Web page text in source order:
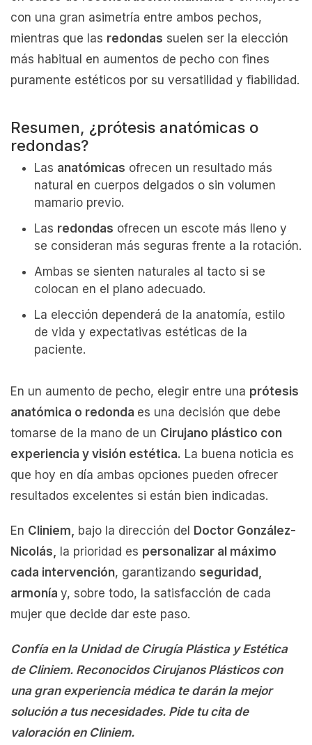
con una gran asimetría entre ambos pechos,
mientras que las redondas suelen ser la elección
más habitual en aumentos de pecho con fines
puramente estéticos por su versatilidad y fiabilidad.
Resumen, ¿prótesis anatómicas o
redondas?
Las anatómicas ofrecen un resultado más
natural en cuerpos delgados o sin volumen
mamario previo.
Las redondas ofrecen un escote más lleno y
se consideran más seguras frente a la rotación.
Ambas se sienten naturales al tacto si se
colocan en el plano adecuado.
La elección dependerá de la anatomía, estilo
de vida y expectativas estéticas de la
paciente.
En un aumento de pecho, elegir entre una prótesis
anatómica o redonda es una decisión que debe
tomarse de la mano de un Cirujano plástico con
experiencia y visión estética. La buena noticia es
que hoy en día ambas opciones pueden ofrecer
resultados excelentes si están bien indicadas.
En Cliniem, bajo la dirección del
Doctor González-
Nicolás, la prioridad es personalizar al máximo
cada intervención, garantizando seguridad,
armonía y, sobre todo, la satisfacción de cada
mujer que decide dar este paso.
Confía en la Unidad de Cirugía Plástica y Estética
de Cliniem. Reconocidos Cirujanos Plásticos con
una gran experiencia médica te darán la mejor
solución a tus necesidades. Pide tu cita de
valoración en Cliniem.